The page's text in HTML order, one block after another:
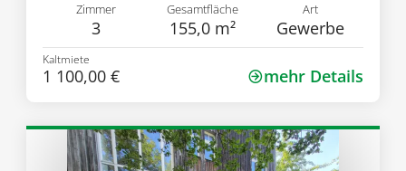
Zimmer
3
Gesamtfläche
155,0 m²
Art
Gewerbe
Kaltmiete
1 100,00 € mehr Details